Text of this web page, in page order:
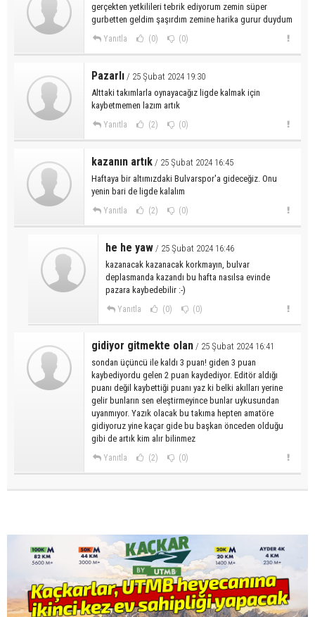
gerçekten yetkilileri tebrik ediyorum zemin süper
gurbetten geldim şaşırdım zemine harika gurur duydum
Yanıtla (0) (0)
Pazarlı / 25 Şubat 2024 19:30
Alttaki takımlarla oynayacağız ligde kalmak için
kaybetmemen lazım artık
Yanıtla (2) (0)
kazanın artık / 25 Şubat 2024 16:45
Haftaya bir altımızdaki Bulvarspor'a gideceğiz. Onu
yenin bari de ligde kalalım
Yanıtla (2) (0)
he he yaw / 25 Şubat 2024 16:46
kazanacak kazanacak korkmayın, bulvar
deplasmanda kazandı bu hafta nasılsa evinde
pazara kaybedebilir :-)
Yanıtla (0) (0)
gidiyor gitmekte olan / 25 Şubat 2024 16:41
sondan üçüncü ile kaldı 3 puan! giden 3 puan
kaybediyordu gelen 2 puan kaydediyor. Editör aldığı
puanı değil kaybettiği puanı yaz ki belki akılları yerine
gelir bunların sen eleştirmeyince bunlar uykusundan
uyanmıyor. Yazık olacak bu takıma hepten amatöre
gidiyoruz yine kaçar gide bu başkan önceden olduğu
gibi de artık kim alır bilinmez
Yanıtla (2) (0)